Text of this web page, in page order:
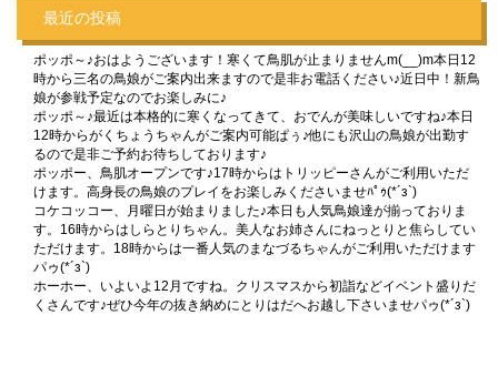
最近の投稿
ポッポ～♪おはようございます！寒くて鳥肌が止まりませんm(__)m本日12
時から三名の鳥娘がご案内出来ますので是非お電話ください♪近日中！新鳥
娘が参戦予定なのでお楽しみに♪
ポッポ～♪最近は本格的に寒くなってきて、おでんが美味しいですね♪本日
12時からがくちょうちゃんがご案内可能ぱぅ♪他にも沢山の鳥娘が出勤す
るので是非ご予約お待ちしております♪
ポッポー、鳥肌オープンです♪17時からはトリッピーさんがご利用いただ
けます。高身長の鳥娘のプレイをお楽しみくださいませﾊﾟｩ(*´з`)
コケコッコー、月曜日が始まりました♪本日も人気鳥娘達が揃っておりま
す。16時からはしらとりちゃん。美人なお姉さんにねっとりと焦らしてい
ただけます。18時からは一番人気のまなづるちゃんがご利用いただけます
パゥ(*´з`)
ホーホー、いよいよ12月ですね。クリスマスから初詣などイベント盛りだ
くさんです♪ぜひ今年の抜き納めにとりはだへお越し下さいませパゥ(*´з`)